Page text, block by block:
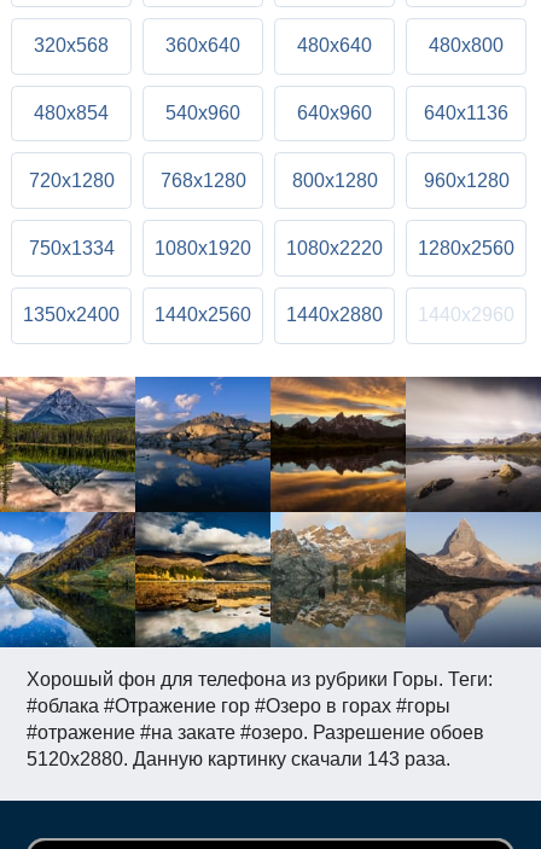
Хорошый фон для телефона из рубрики Горы. Теги:
#облака #Отражение гор #Озеро в горах #горы
#отражение #на закате #озеро. Разрешение обоев
5120x2880. Данную картинку скачали 143 раза.
320x568 360x640 480x640 480x800
480x854 540x960 640x960 640x1136
720x1280 768x1280 800x1280 960x1280
750x1334 1080x1920 1080x2220 1280x2560
1350x2400 1440x2560 1440x2880 1440x2960